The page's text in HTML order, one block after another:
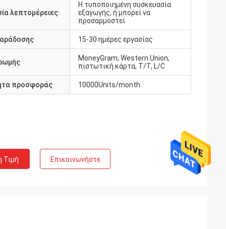
λεπτομέρειες
Η τυποποιημένη συσκευασία
εξαγωγής, ή μπορεί να
προσαρμοστεί
15-30 ημέρες εργασίας
MoneyGram, Western Union,
πιστωτική κάρτα, T/T, L/C
προσφοράς 10000Units/month
Τιμή Επικοινωνήστε